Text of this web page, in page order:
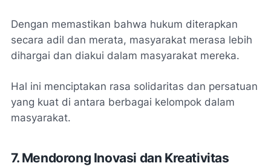
Dengan memastikan bahwa hukum diterapkan
secara adil dan merata, masyarakat merasa lebih
dihargai dan diakui dalam masyarakat mereka.
Hal ini menciptakan rasa solidaritas dan persatuan
yang kuat di antara berbagai kelompok dalam
masyarakat.
7. Mendorong Inovasi dan Kreativitas